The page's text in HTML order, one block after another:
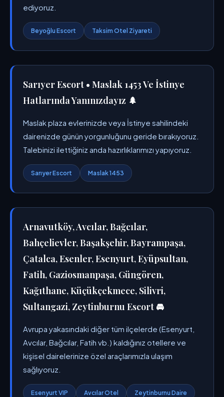
ediyoruz.
Beyoğlu Escort Taksim Otel Ziyareti
Sarıyer Escort • Maslak 1453 Ve İstinye
Hatlarında Yanınızdayız 🌲
Maslak plaza evlerinizde veya İstinye sahilindeki
dairenizde günün yorgunluğunu geride bırakıyoruz.
Talebinizi ilettiğiniz anda hazırlıklarımızı yapıyoruz.
Sarıyer Escort Maslak 1453
Arnavutköy, Avcılar, Bağcılar,
Bahçelievler, Başakşehir, Bayrampaşa,
Çatalca, Esenler, Esenyurt, Eyüpsultan,
Fatih, Gaziosmanpaşa, Güngören,
Kağıthane, Küçükçekmece, Silivri,
Sultangazi, Zeytinburnu Escort 🚘
Avrupa yakasındaki diğer tüm ilçelerde (Esenyurt,
Avcılar, Bağcılar, Fatih vb.) kaldığınız otellere ve
kişisel dairelerinize özel araçlarımızla ulaşım
sağlıyoruz.
Esenyurt VIP Avcılar Otel Zeytinburnu Daire